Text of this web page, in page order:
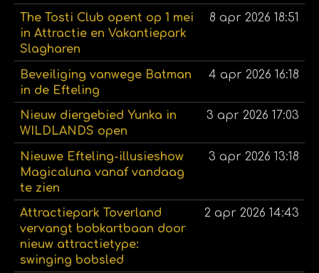
The Tosti Club opent op 1 mei
in Attractie en Vakantiepark
Slagharen
8 apr 2026 18:51
Beveiliging vanwege Batman
in de Efteling
4 apr 2026 16:18
Nieuw diergebied Yunka in
WILDLANDS open
3 apr 2026 17:03
Nieuwe Efteling-illusieshow
Magicaluna vanaf vandaag
te zien
3 apr 2026 13:18
Attractiepark Toverland
vervangt bobkartbaan door
nieuw attractietype:
swinging bobsled
2 apr 2026 14:43